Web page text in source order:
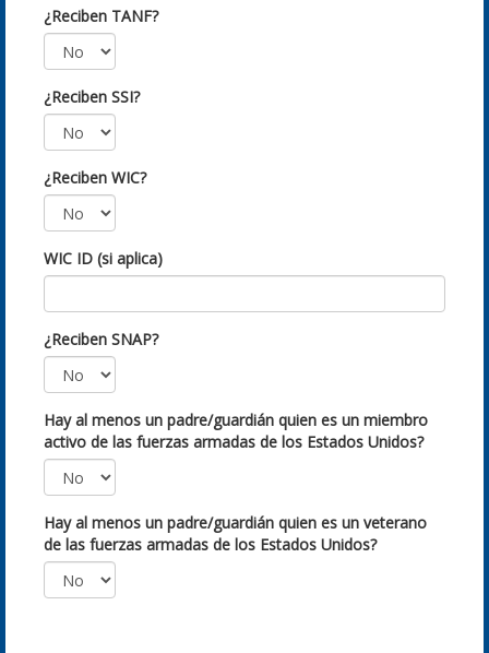
¿Reciben TANF?
¿Reciben SSI?
¿Reciben WIC?
WIC ID (si aplica)
¿Reciben SNAP?
Hay al menos un padre/guardián quien es un miembro
activo de las fuerzas armadas de los Estados Unidos?
Hay al menos un padre/guardián quien es un veterano
de las fuerzas armadas de los Estados Unidos?